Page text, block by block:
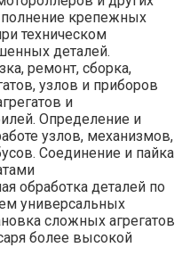
крепежных
техническом
деталей.
ремонт, сборка,
узлов и приборов
и
Определение и
узлов, механизмов,
Соединение и пайка
обработка деталей по
универсальных
сложных агрегатов
более высокой